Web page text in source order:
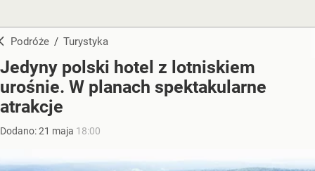
Podróże / Turystyka
Jedyny polski hotel z lotniskiem
urośnie. W planach spektakularne
atrakcje
Dodano:21 maja 18:00